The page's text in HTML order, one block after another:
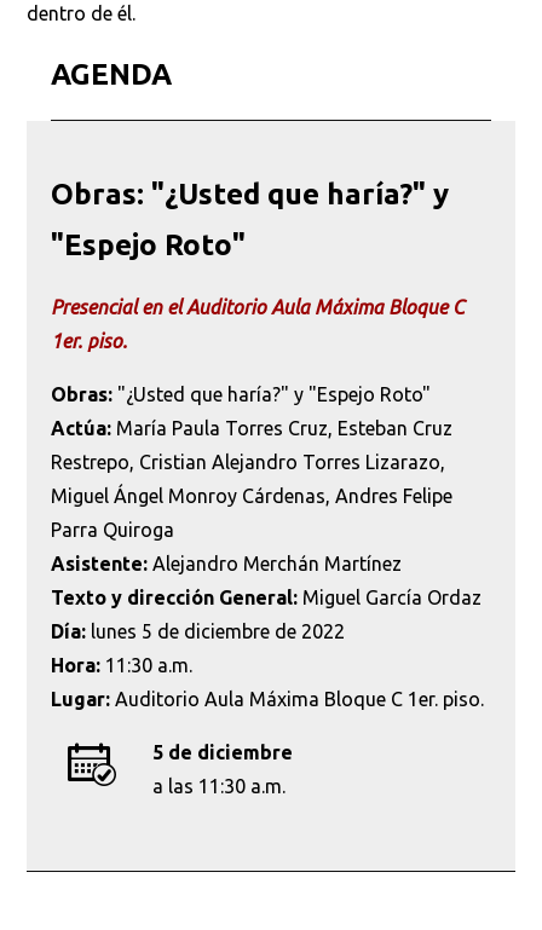
dentro de él.
AGENDA
Obras: "¿Usted que haría?" y
"Espejo Roto"
Presencial en el Auditorio Aula Máxima Bloque C
1er. piso.
Obras: "¿Usted que haría?" y "Espejo Roto"
Actúa: María Paula Torres Cruz, Esteban Cruz
Restrepo, Cristian Alejandro Torres Lizarazo,
Miguel Ángel Monroy Cárdenas, Andres Felipe
Parra Quiroga
Asistente: Alejandro Merchán Martínez
Texto y dirección General: Miguel García Ordaz
Día: lunes 5 de diciembre de 2022
Hora: 11:30 a.m.
Lugar: Auditorio Aula Máxima Bloque C 1er. piso.
5 de diciembre
a las 11:30 a.m.